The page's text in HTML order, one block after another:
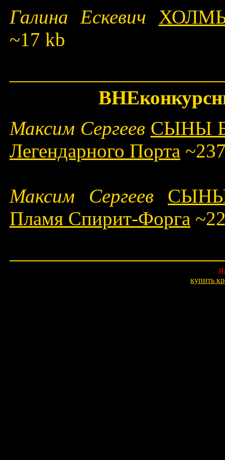
Галина Ескевич
~17 kb
Максим Сергеев СЫНЫ
Легендарного Порта
Максим Сергеев
Пламя Спирит-Форга
купить